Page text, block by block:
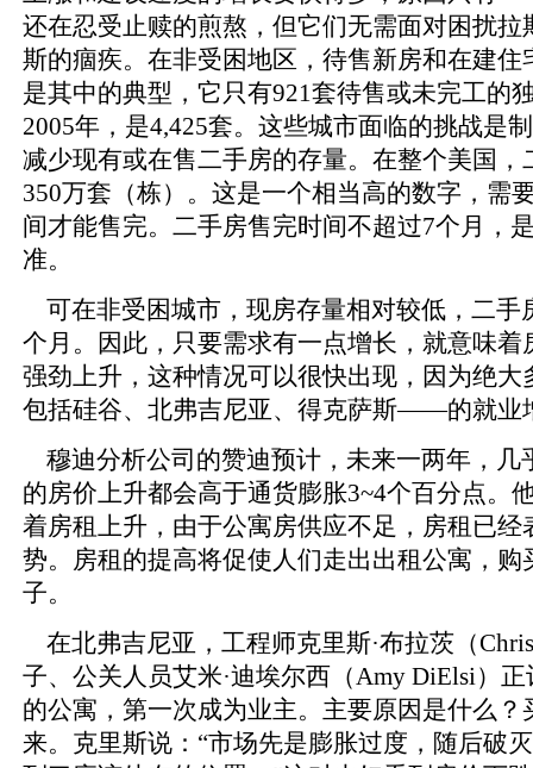
还在忍受止赎的煎熬，但它们无需面对困扰拉
斯的痼疾。在非受困地区，待售新房和在建住
是其中的典型，它只有921套待售或未完工的
2005年，是4,425套。这些城市面临的挑战是
减少现有或在售二手房的存量。在整个美国，
350万套（栋）。这是一个相当高的数字，需
间才能售完。二手房售完时间不超过7个月，
准。
可在非受困城市，现房存量相对较低，二手
个月。因此，只要需求有一点增长，就意味着
强劲上升，这种情况可以很快出现，因为绝
包括硅谷、北弗吉尼亚、得克萨斯——的就业
穆迪分析公司的赞迪预计，未来一两年，几
的房价上升都会高于通货膨胀3~4个百分点。
着房租上升，由于公寓房供应不足，房租已经
势。房租的提高将促使人们走出出租公寓，购
子。
在北弗吉尼亚，工程师克里斯·布拉茨（
子、公关人员艾米·迪埃尔西（Amy DiElsi）
的公寓，第一次成为业主。主要原因是什么？
来。克里斯说：“市场先是膨胀过度，随后破